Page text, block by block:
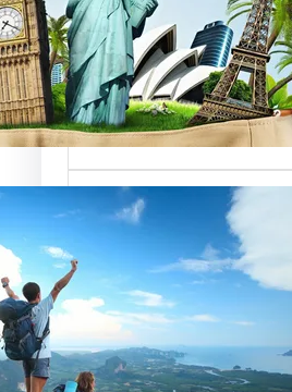
شركات السياحة بمصر تقدم
خدمات متميزة للسائحين
الوافدين، حيث تعتبر…
تحسين خدمات رقم شركة
سياحة: أفضل الطرق
لجذب الزبائن وتحقيق